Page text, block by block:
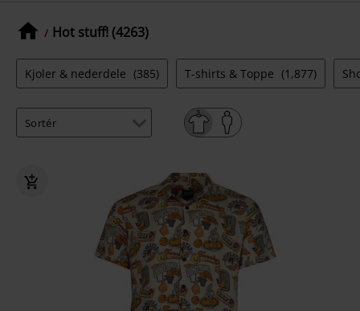
Hot stuff! (4263)
Kjoler & nederdele (385) T-shirts & Toppe (1,877)